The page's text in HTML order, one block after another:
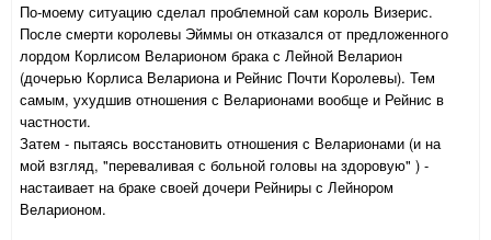
По-моему ситуацию сделал проблемной сам король Визерис.
После смерти королевы Эйммы он отказался от предложенного
лордом Корлисом Веларионом брака с Лейной Веларион
(дочерью Корлиса Велариона и Рейнис Почти Королевы). Тем
самым, ухудшив отношения с Веларионами вообще и Рейнис в
частности.
Затем - пытаясь восстановить отношения с Веларионами (и на
мой взгляд, "переваливая с больной головы на здоровую" ) -
настаивает на браке своей дочери Рейниры с Лейнором
Веларионом.